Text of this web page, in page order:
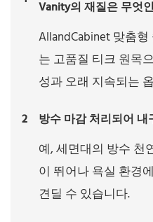
Vanity의 재질은 무엇
AllandCabinet 맞춤
는 고품질 티크 원목
성과 오래 지속되는
2 방수 마감 처리되어 내
예, 세면대의 방수 천
이 뛰어나 욕실 환경
견딜 수 있습니다.